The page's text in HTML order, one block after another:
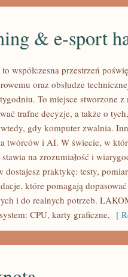
& e-sport
współczesna przestrzeń
oraz obsłudze
To miejsce stworzone
trafne decyzje, a także o
gdy komputer zwalnia.
twórców i AI. W świecie, w
na zrozumiałość i
dostajesz praktykę: testy,
które pomagają
i do realnych potrzeb.
CPU, karty graficzne, [